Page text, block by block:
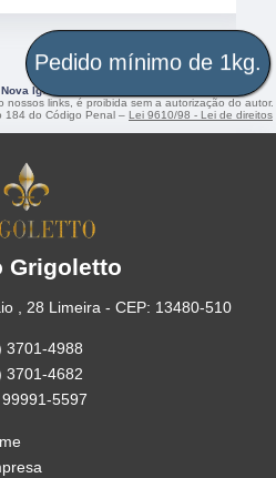
Iguaçu
links, é proibida sem a autorização do autor.
184 do Código Penal – Lei 9610/98 - Lei de direitos
Grigoletto
, 28 Limeira - CEP: 13480-510
3701-4988
3701-4682
5597
Pedido mínimo de 1kg.